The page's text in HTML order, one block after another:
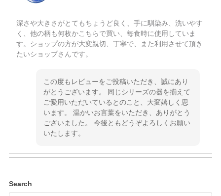
深さや大きさがとてもちょうど良く、手に馴染み、洗いやす
く、他の柄も何枚かこちらで買い、毎食時に使用していま
す。ショップの方が大変親切、丁寧で、また利用させて頂き
たいショップさんです。
この度もレビューをご投稿いただき、誠にあり
がとうございます。 同じシリーズの器を揃えて
ご愛用いただいているとのこと、大変嬉しく思
います。 温かいお言葉をいただき、ありがとう
ございました。 今後ともどうぞよろしくお願い
いたします。
Search